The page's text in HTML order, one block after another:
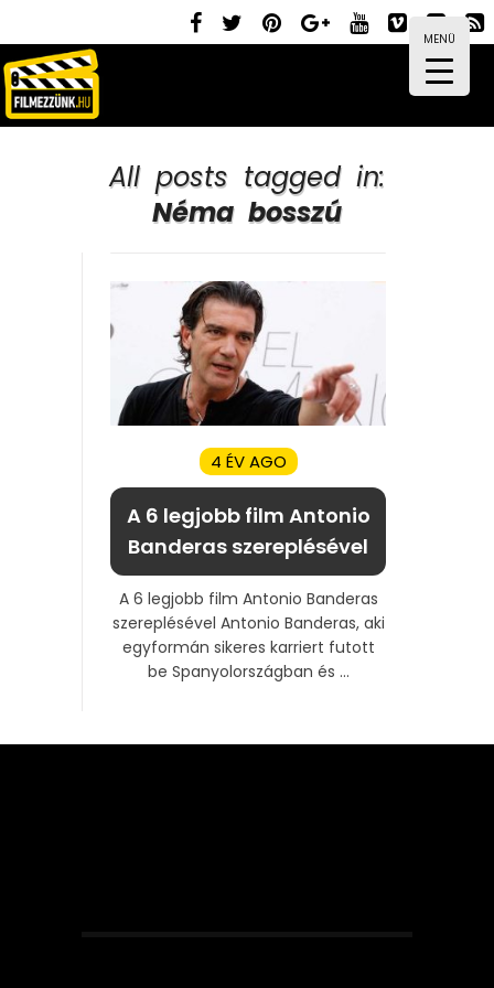
MENÜ
All posts tagged in:
Néma bosszú
4 ÉV AGO
A 6 legjobb film Antonio
Banderas szereplésével
A 6 legjobb film Antonio Banderas
szereplésével Antonio Banderas, aki
egyformán sikeres karriert futott
be Spanyolországban és ...